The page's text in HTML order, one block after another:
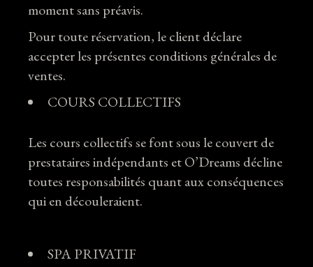
moment sans préavis.
Pour toute réservation, le client déclare
accepter les présentes conditions générales de
ventes.
COURS COLLECTIFS
Les cours collectifs se font sous le couvert de
prestataires indépendants et O’Dreams décline
toutes responsabilités quant aux conséquences
qui en découleraient.
SPA PRIVATIF